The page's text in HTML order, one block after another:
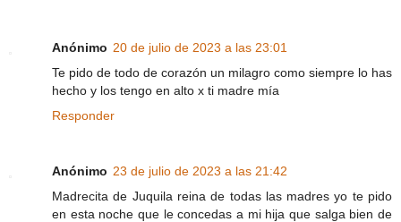
Anónimo 20 de julio de 2023 a las 23:01
Te pido de todo de corazón un milagro como siempre lo has
hecho y los tengo en alto x ti madre mía
Responder
Anónimo 23 de julio de 2023 a las 21:42
Madrecita de Juquila reina de todas las madres yo te pido
en esta noche que le concedas a mi hija que salga bien de